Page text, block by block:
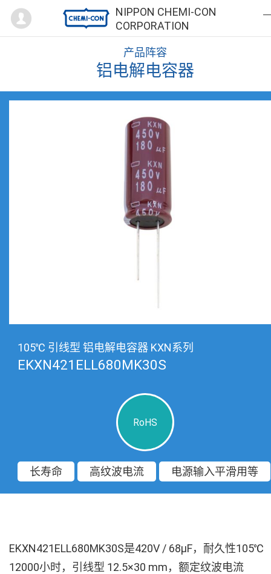
NIPPON CHEMI-CON
CORPORATION
Mypage
产品阵容
铝电解电容器
105℃ 引线型 铝电解电容器 KXN系列
EKXN421ELL680MK30S
RoHS
长寿命 高纹波电流 电源输入平滑用等
EKXN421ELL680MK30S是420V / 68µF，耐久性105℃
12000小时，引线型 12.5×30 mm，额定纹波电流